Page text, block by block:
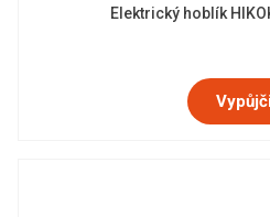
Elektrický hoblík